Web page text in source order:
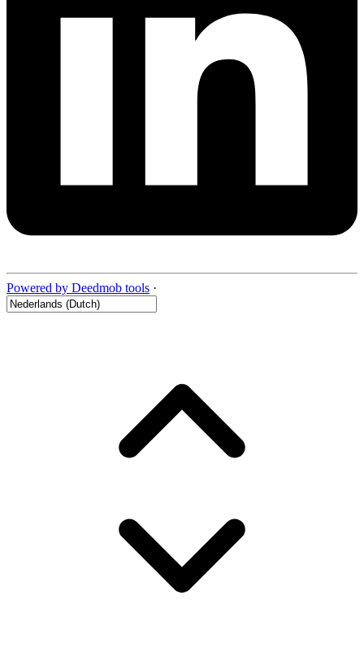
Powered by Deedmob tools ·